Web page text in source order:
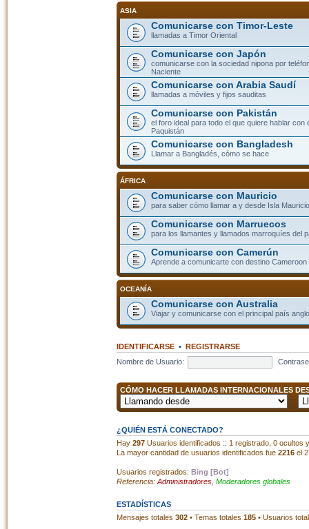
ASIA
Comunicarse con Timor-Leste
llamadas a Timor Oriental
Comunicarse con Japón
comunicarse con la sociedad nipona por
Naciente
Comunicarse con Arabia Saudí
llamadas a móviles y fijos sauditas
Comunicarse con Pakistán
el foro ideal para todo el que quiere hablar con
Paquistán
Comunicarse con Bangladesh
Llamar a Bangladés, cómo se hace
ÁFRICA
Comunicarse con Mauricio
para saber cómo llamar a y desde Isla
Comunicarse con Marruecos
para los llamantes y llamados marroquíes del
Comunicarse con Camerún
Aprende a comunicarte con destino Cameroon
OCEANÍA
Comunicarse con Australia
Viajar y comunicarse con el principal país
IDENTIFICARSE• REGISTRARSE
Nombre de Usuario:
CÓMO HACER LLAMADAS INTERNACIONALES
¿QUIÉN ESTÁ CONECTADO?
Hay 297Usuarios identificados :: 1 registrado, 0 ocultos
La mayor cantidad de usuarios identificados fue 2216el
Usuarios registrados: Bing [Bot]
Referencia: Administradores, Moderadores globales
ESTADÍSTICAS
Mensajes totales 302• Temas totales 185• Usuarios